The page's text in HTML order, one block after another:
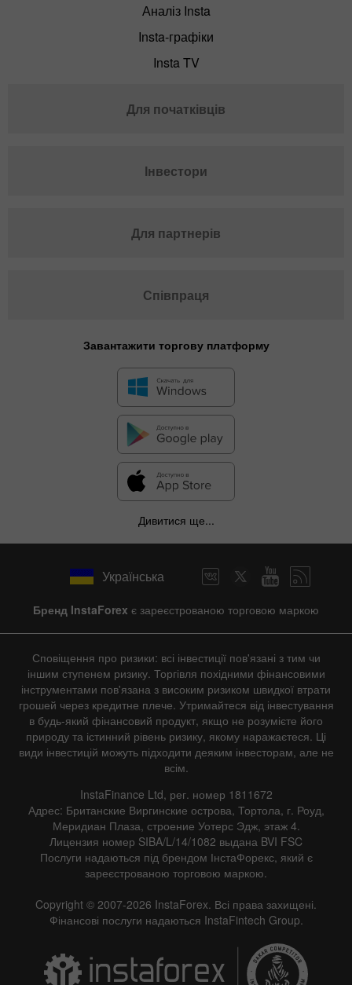
Аналіз Insta
Insta-графіки
Insta TV
Для початківців
Інвестори
Для партнерів
Співпраця
Завантажити торгову платформу
Дивитися ще...
Українська
Бренд InstaForex є зареєстрованою торговою маркою
Сповіщення про ризики: всі інвестиції пов'язані з тим чи
іншим ступенем ризику. Торгівля похідними фінансовими
інструментами пов'язана з високим ризиком швидкої втрати
грошей через кредитне плече. Утримайтеся від інвестування
в будь-який фінансовий продукт, якщо не розумієте його
природу та істинний рівень ризику, якому наражаєтеся. Ці
види інвестицій можуть підходити деяким інвесторам, але не
всім.
InstaFinance Ltd, рег. номер 1811672
Адрес: Британские Виргинские острова, Тортола, г. Роуд,
Меридиан Плаза, строение Уотерс Эдж, этаж 4.
Лицензия номер SIBA/L/14/1082 выдана BVI FSC
Послуги надаються під брендом ІнстаФорекс, який є
зареєстрованою торговою маркою.
Copyright © 2007-2026 InstaForex. Всі права захищені.
Фінансові послуги надаються InstaFintech Group.